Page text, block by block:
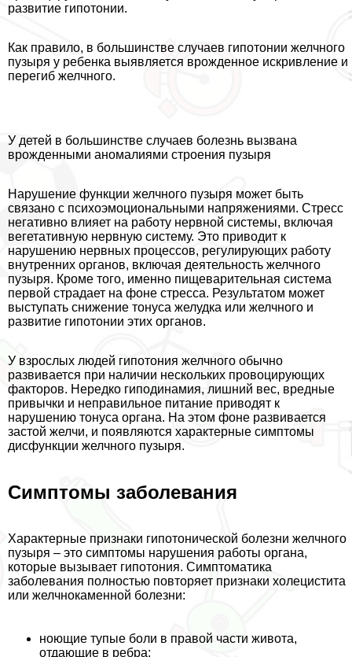
развитие гипотонии.
Как правило, в большинстве случаев гипотонии желчного
пузыря у ребенка выявляется врожденное искривление и
перегиб желчного.
У детей в большинстве случаев болезнь вызвана
врожденными аномалиями строения пузыря
Нарушение функции желчного пузыря может быть
связано с психоэмоциональными напряжениями. Стресс
негативно влияет на работу нервной системы, включая
вегетативную нервную систему. Это приводит к
нарушению нервных процессов, регулирующих работу
внутренних органов, включая деятельность желчного
пузыря. Кроме того, именно пищеварительная система
первой страдает на фоне стресса. Результатом может
выступать снижение тонуса желудка или желчного и
развитие гипотонии этих органов.
У взрослых людей гипотония желчного обычно
развивается при наличии нескольких провоцирующих
факторов. Нередко гиподинамия, лишний вес, вредные
привычки и неправильное питание приводят к
нарушению тонуса органа. На этом фоне развивается
застой желчи, и появляются хаpaктерные симптомы
дисфункции желчного пузыря.
Симптомы заболевания
Хаpaктерные признаки гипотонической болезни желчного
пузыря – это симптомы нарушения работы органа,
которые вызывает гипотония. Симптоматика
заболевания полностью повторяет признаки холецистита
или желчнокаменной болезни:
ноющие тупые боли в правой части живота,
отдающие в ребра;